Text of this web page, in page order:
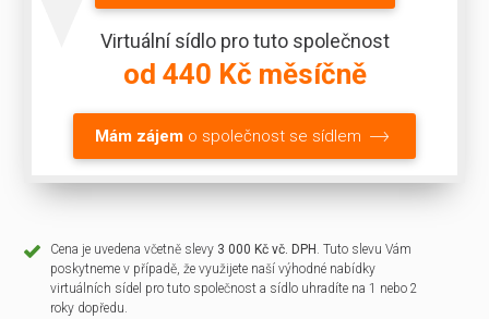
Virtuální sídlo pro tuto společnost
od 440 Kč měsíčně
Mám zájem o společnost se sídlem
Cena je uvedena včetně slevy 3 000 Kč vč. DPH . Tuto slevu Vám
poskytneme v případě, že využijete naší výhodné nabídky
virtuálních sídel pro tuto společnost a sídlo uhradíte na 1 nebo 2
roky dopředu.